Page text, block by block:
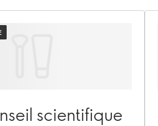
scientifique